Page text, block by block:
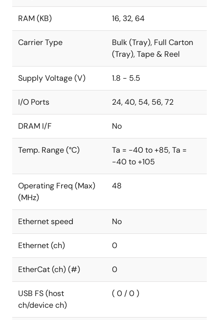
RAM (KB) 16, 32, 64
Carrier Type
Bulk (Tray), Full Carton
(Tray), Tape & Reel
Supply Voltage (V) 1.8 - 5.5
I/O Ports 24, 40, 54, 56, 72
DRAM I/F No
Temp. Range (°C)
Ta = -40 to +85, Ta =
-40 to +105
Operating Freq (Max)
(MHz)
48
Ethernet speed No
Ethernet (ch) 0
EtherCat (ch) (#) 0
USB FS (host
ch/device ch)
( 0 / 0 )